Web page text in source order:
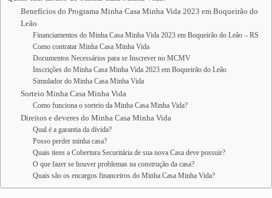
Benefícios do Programa Minha Casa Minha Vida 2023 em Boqueirão do
Leão
Financiamentos do Minha Casa Minha Vida 2023 em Boqueirão do Leão – RS
Como contratar Minha Casa Minha Vida
Documentos Necessários para se Inscrever no MCMV
Inscrições do Minha Casa Minha Vida 2023 em Boqueirão do Leão
Simulador do Minha Casa Minha Vida
Sorteio Minha Casa Minha Vida
Como funciona o sorteio da Minha Casa Minha Vida?
Direitos e deveres do Minha Casa Minha Vida
Qual é a garantia da dívida?
Posso perder minha casa?
Quais itens a Cobertura Securitária de sua nova Casa deve possuir?
O que fazer se houver problemas na construção da casa?
Quais são os encargos financeiros do Minha Casa Minha Vida?